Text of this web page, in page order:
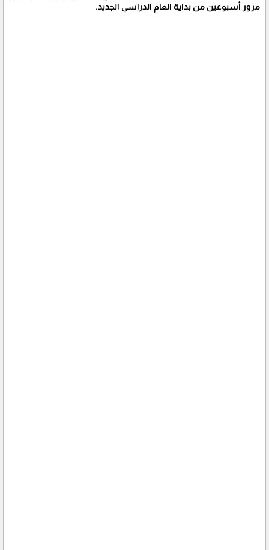
مرور أسبوعين من بداية العام الدراسي الجديد.